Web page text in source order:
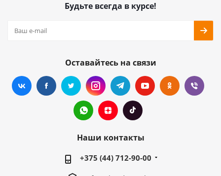
Будьте всегда в курсе!
Оставайтесь на связи
Наши контакты
+375 (44) 712-90-00